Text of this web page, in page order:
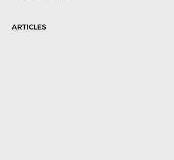
ARTICLES